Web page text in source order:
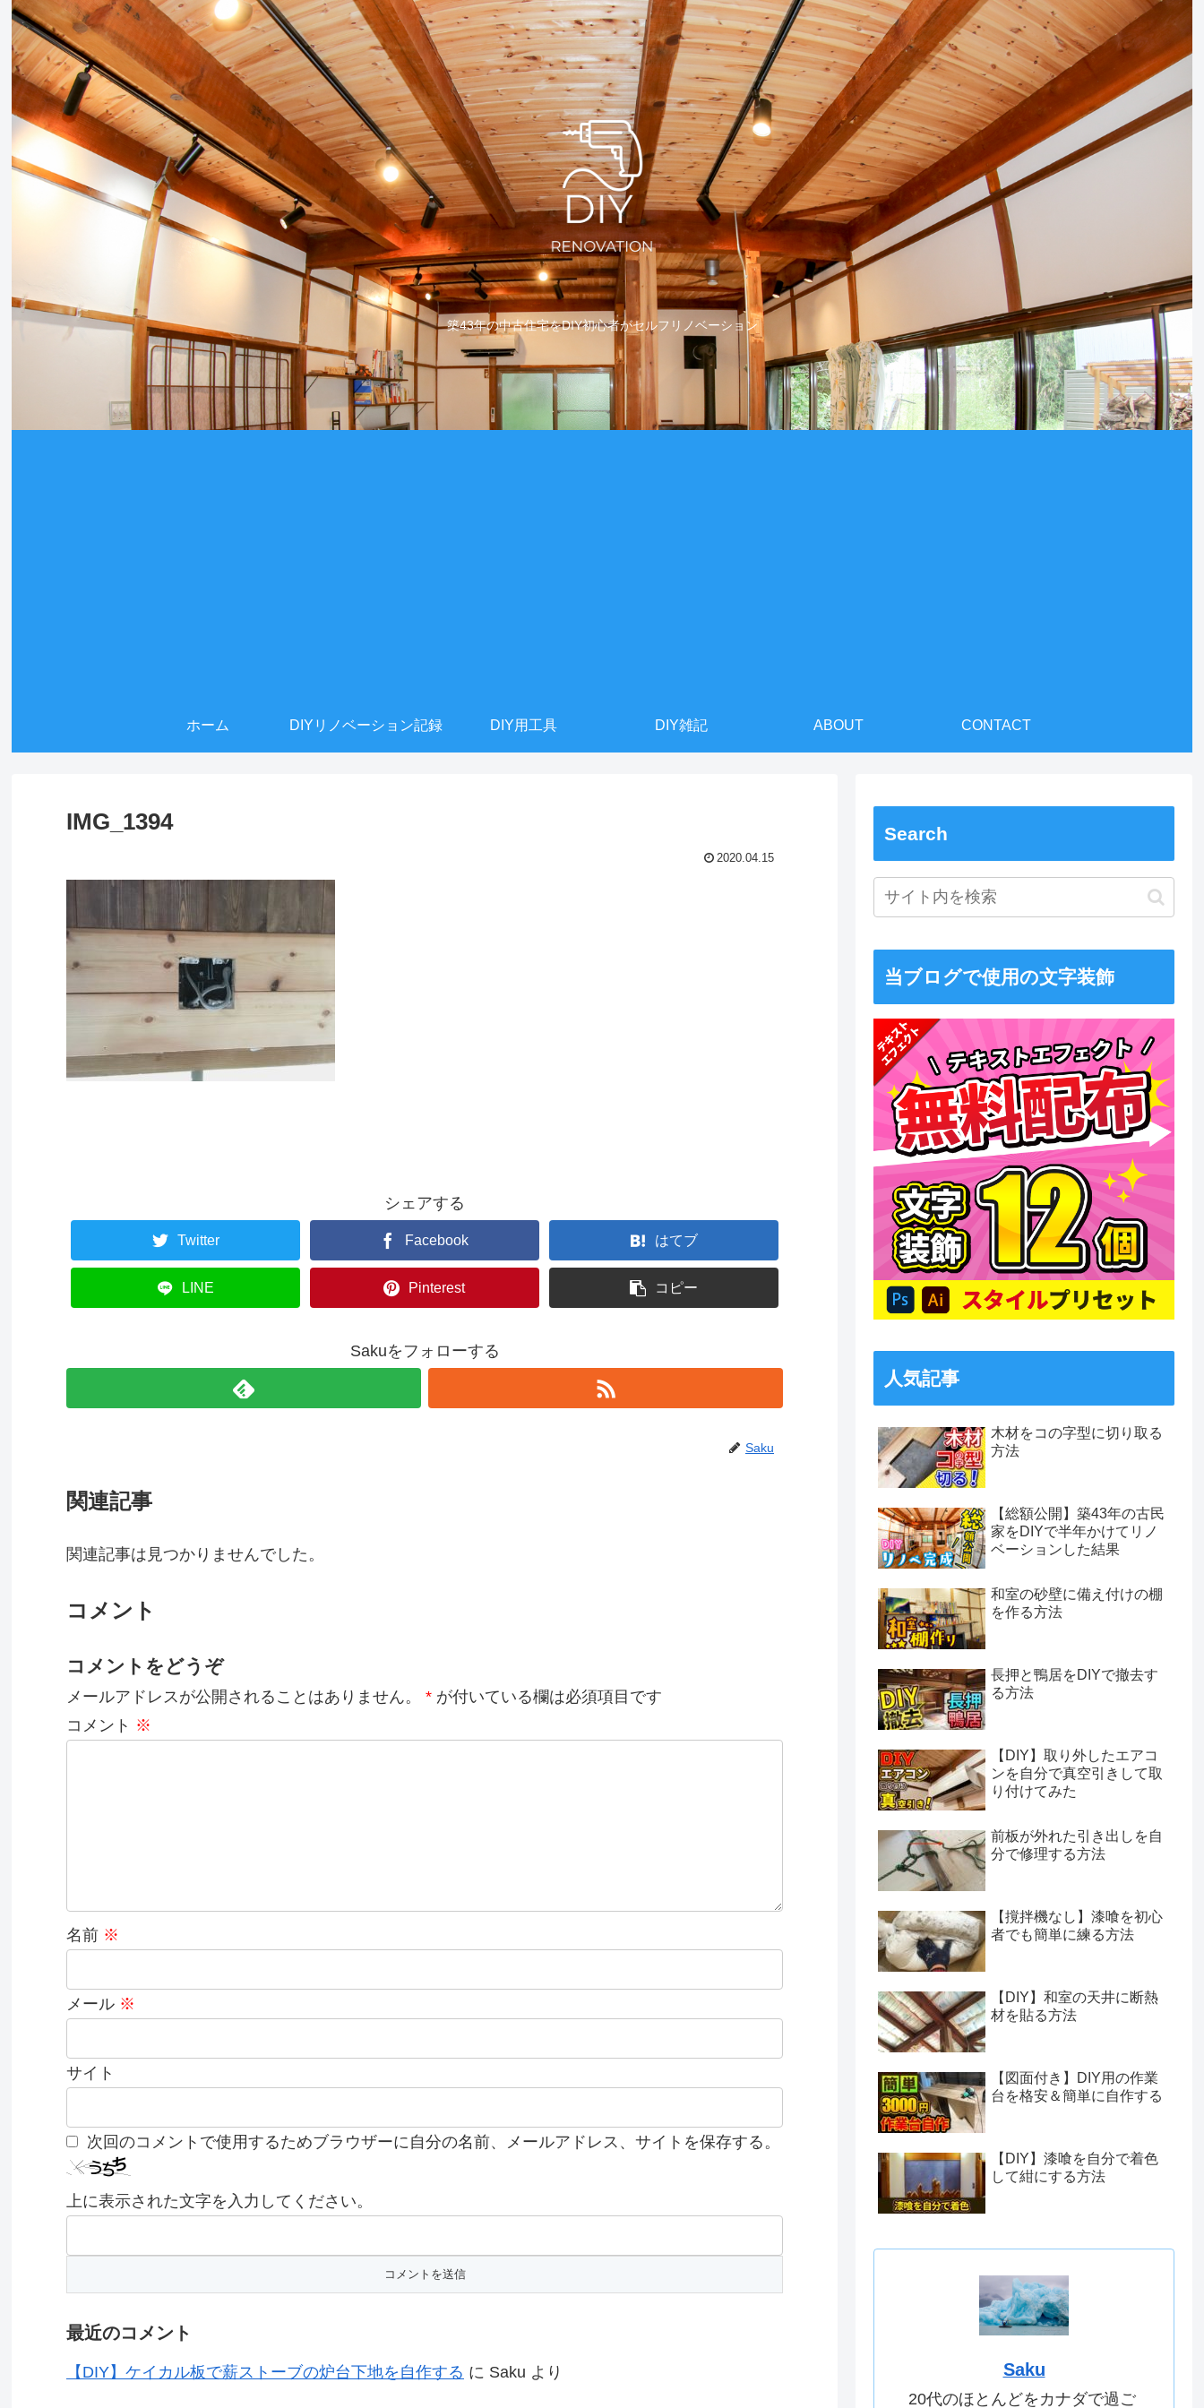
築43年の中古住宅をDIY初心者がセルフリノベーション
ホーム DIYリノベーション記録 DIY用工具 DIY雑記 ABOUT CONTACT
IMG_1394
2020.04.15
シェアする
Twitter Facebook はてブ
LINE Pinterest コピー
Sakuをフォローする
Saku
関連記事
関連記事は見つかりませんでした。
コメント
コメントをどうぞ
メールアドレスが公開されることはありません。 * が付いている欄は必須項目です
コメント ※
名前 ※
メール ※
サイト
次回のコメントで使用するためブラウザーに自分の名前、メールアドレス、サイトを保存する。
上に表示された文字を入力してください。
最近のコメント
【DIY】ケイカル板で薪ストーブの炉台下地を自作する に Saku より
Search
当ブログで使用の文字装飾
人気記事
木材をコの字型に切り取る
方法
【総額公開】築43年の古民
家をDIYで半年かけてリノ
ベーションした結果
和室の砂壁に備え付けの棚
を作る方法
長押と鴨居をDIYで撤去す
る方法
【DIY】取り外したエアコ
ンを自分で真空引きして取
り付けてみた
前板が外れた引き出しを自
分で修理する方法
【撹拌機なし】漆喰を初心
者でも簡単に練る方法
【DIY】和室の天井に断熱
材を貼る方法
【図面付き】DIY用の作業
台を格安＆簡単に自作する
【DIY】漆喰を自分で着色
して紺にする方法
Saku
20代のほとんどをカナダで過ご